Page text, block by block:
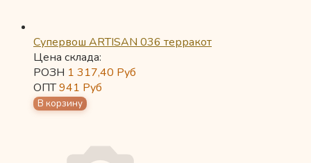
Супервош ARTISAN 036 терракот
Цена склада:
РОЗН 1 317,40 Руб
ОПТ941 Руб